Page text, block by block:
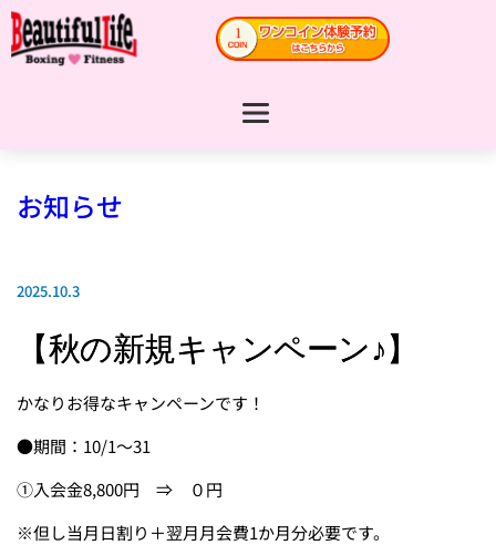
お知らせ
2025.10.3
【秋の新規キャンペーン♪】
かなりお得なキャンペーンです！
●期間：10/1～31
①入会金8,800円 ⇒ ０円
※但し当月日割り＋翌月月会費1か月分必要です。